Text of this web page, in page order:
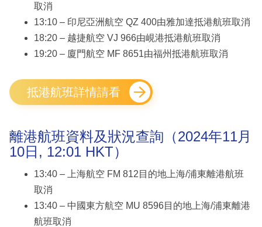
取消
13:10 – 印尼亞洲航空 QZ 400由雅加達抵港航班取消
18:20 – 越捷航空 VJ 966由峴港抵港航班取消
19:20 – 廈門航空 MF 8651由福州抵港航班取消
抵港航班詳情請看
離港航班資料及狀況查詢（2024年11月
10日, 12:01 HKT）
13:40 – 上海航空 FM 812目的地上海/浦東離港航班
取消
13:40 – 中國東方航空 MU 8596目的地上海/浦東離港
航班取消